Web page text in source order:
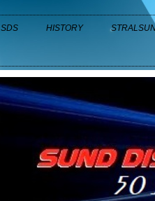
SDS HISTORY